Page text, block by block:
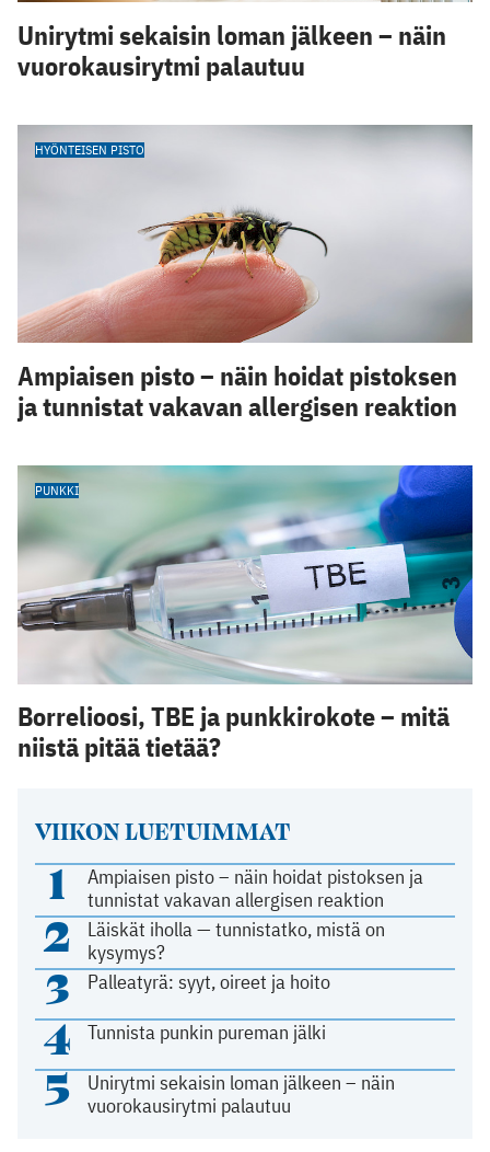
VIIKON LUETUIMMAT
1
Ampiaisen pisto – näin hoidat pistoksen ja
tunnistat vakavan allergisen reaktion
2
Läiskät iholla — tunnistatko, mistä on
kysymys?
3 Palleatyrä: syyt, oireet ja hoito
4 Tunnista punkin pureman jälki
5
Unirytmi sekaisin loman jälkeen – näin
vuorokausirytmi palautuu
Unirytmi sekaisin loman jälkeen – näin
vuorokausirytmi palautuu
HYÖNTEISEN PISTO
Ampiaisen pisto – näin hoidat pistoksen
ja tunnistat vakavan allergisen reaktion
PUNKKI
Borrelioosi, TBE ja punkkirokote – mitä
niistä pitää tietää?